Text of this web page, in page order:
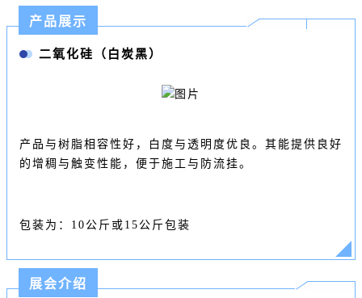
产品展示
二氧化硅（白炭黑）
产品与树脂相容性好，白度与透明度优良。其能提供良好
的增稠与触变性能，便于施工与防流挂。
包装为：10公斤或15公斤包装
展会介绍